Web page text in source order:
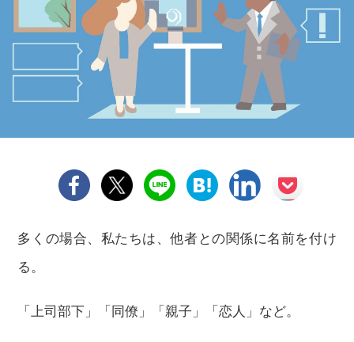
多くの場合、私たちは、他者との関係に名前を付け
る。
「上司部下」「同僚」「親子」「恋人」など。